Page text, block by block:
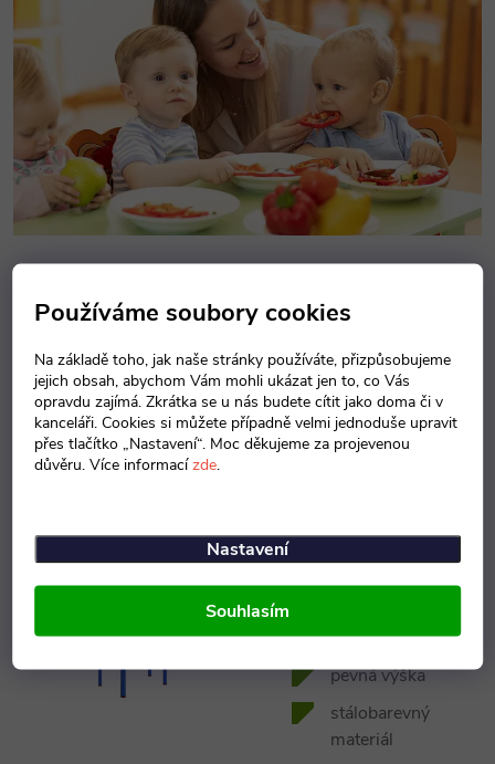
Používáme soubory cookies
Na základě toho, jak naše stránky používáte, přizpůsobujeme
jejich obsah, abychom Vám mohli ukázat jen to, co Vás
opravdu zajímá. Zkrátka se u nás budete cítit jako doma či v
kanceláři. Cookies si můžete případně velmi jednoduše upravit
přes tlačítko „Nastavení“. Moc děkujeme za projevenou
důvěru. Více informacízde.
Nastavení
Souhlasím
Nohy
problémůvyrovná nerovnosti
v podlaze až do výšky 3 cm. Na výběr
máte
z několika barevných variant , které rozzáří každý
interiér. Nejsou součástí balení.
Uplatněnínajde hlavně vjídelnách či společenských místnostech
tvaru ledvinky
pevná výška
stálobarevný
materiál